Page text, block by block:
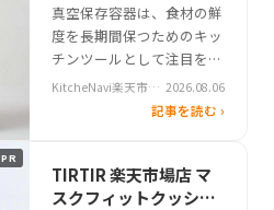
ムな持ち手とクラシカルな
デザインが特徴で、小柄な
コーヒ…
の活用シーン
真空保存容器は、食材の鮮
度を長期間保つためのキッ
チンツールとして注目を集
めています。特に葉物野菜
やカット野菜の保存には効
VAKUEN真空保存容器は、
電動ポンプによる空気吸引
KitcheNavi楽天市場 2026.08.06
記事を読む ›
PR
TIRTIR 楽天市場店 マ
スクフィットクッショ